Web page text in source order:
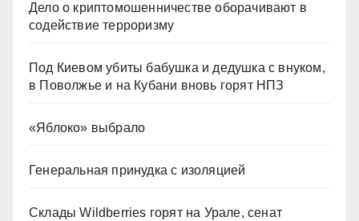
Дело о криптомошенничестве оборачивают в
содействие терроризму
Под Киевом убиты бабушка и дедушка с внуком,
в Поволжье и на Кубани вновь горят НПЗ
«Яблоко» выбрало
Генеральная принудка с изоляцией
Склады Wildberries горят на Урале, сенат